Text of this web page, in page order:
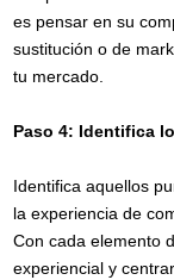
es pensar en su
sustitución o de
tu mercado.
Paso 4: Identifica
Identifica aquellos
la experiencia de
Con cada elemento
experiencial y